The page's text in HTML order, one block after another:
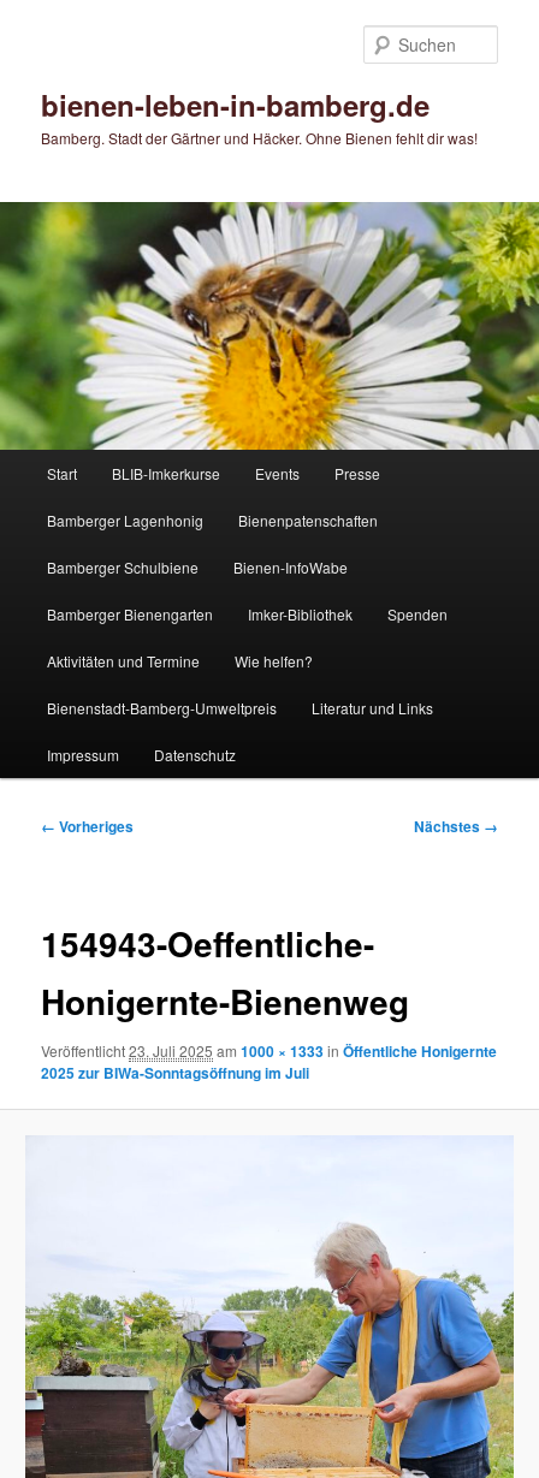
bienen-leben-in-bamberg.de
Bamberg. Stadt der Gärtner und Häcker. Ohne Bienen fehlt dir was!
Start BLIB-Imkerkurse Events Presse
Bamberger Lagenhonig Bienenpatenschaften
Bamberger Schulbiene Bienen-InfoWabe
Bamberger Bienengarten Imker-Bibliothek Spenden
Aktivitäten und Termine Wie helfen?
Bienenstadt-Bamberg-Umweltpreis Literatur und Links
Impressum Datenschutz
Bilder-
← Vorheriges Nächstes →
154943-Oeffentliche-
Honigernte-Bienenweg
Veröffentlicht23. Juli 2025 am1000 × 1333inÖffentliche Honigernte
2025 zur BIWa-Sonntagsöffnung im Juli